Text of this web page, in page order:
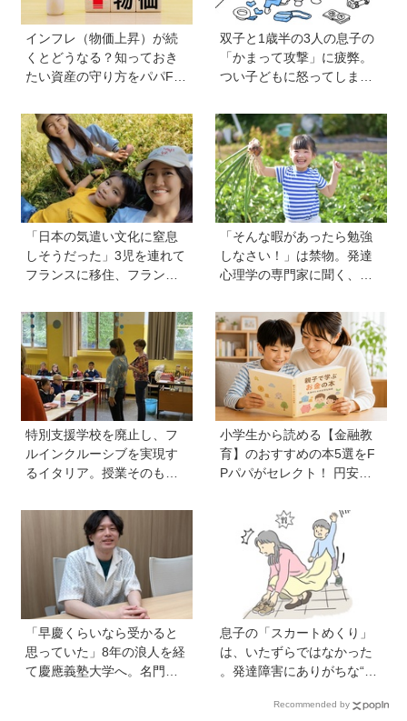
インフレ（物価上昇）が続
くとどうなる？知っておき
たい資産の守り方をパパFP
双子と1歳半の3人の息子の
「かまって攻撃」に疲弊。
つい子どもに怒ってしまい
先生の子育てお悩み相談
室】
「日本の気遣い文化に窒息
しそうだった」3児を連れて
フランスに移住、フランス
りがたみ【vol.13】
「そんな暇があったら勉強
しなさい！」は禁物。発達
心理学の専門家に聞く、
方」と「親のNG行動」
特別支援学校を廃止し、フ
ルインクルーシブを実現す
るイタリア。授業そのもの
やすい形に【言語聴覚士 原
先生が伝える世界のインク
ルーシブ教育】
小学生から読める【金融教
育】のおすすめの本5選をF
Pパパがセレクト！ 円安や
も一緒に読みたい
「早慶くらいなら受かると
思っていた」8年の浪人を経
て慶應義塾大学へ。名門・
息子の「スカートめくり」
は、いたずらではなかった
。発達障害にありがちな“誤
イザーが解説】Recommended by